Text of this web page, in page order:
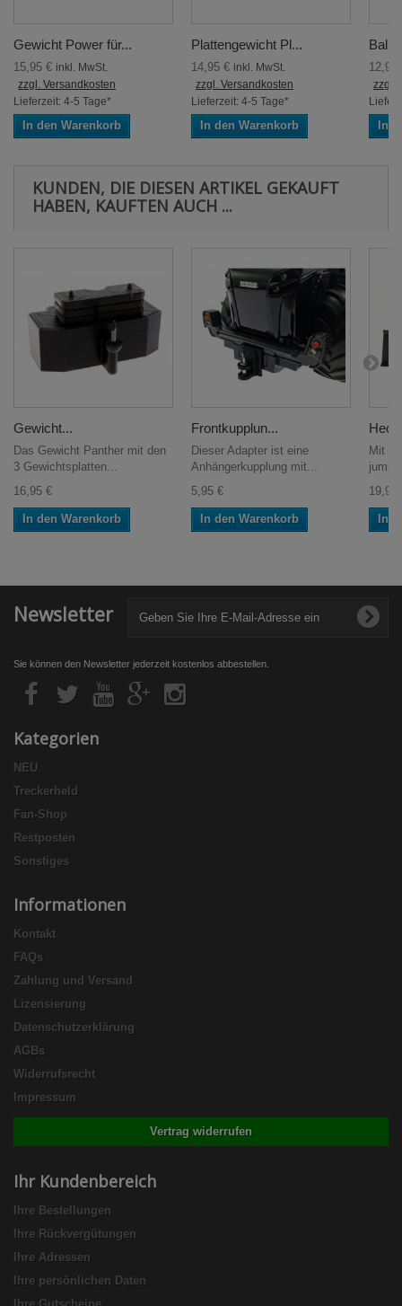
Gewicht Power für...
15,95 € inkl. MwSt.
zzgl. Versandkosten
Lieferzeit: 4-5 Tage*
In den Warenkorb
Plattengewicht Pl...
14,95 € inkl. MwSt.
zzgl. Versandkosten
Lieferzeit: 4-5 Tage*
In den Warenkorb
zzgl.
In
KUNDEN, DIE DIESEN ARTIKEL GEKAUFT
HABEN, KAUFTEN AUCH ...
Gewicht...
Das Gewicht Panther mit den
3 Gewichtsplatten...
16,95 €
In den Warenkorb
Frontkupplun...
Dieser Adapter ist eine
Anhängerkupplung mit...
5,95 €
In den Warenkorb
Mit
19,95
In
Newsletter
Sie können den Newsletter jederzeit kostenlos abbestellen.
Kategorien
NEU
Treckerheld
Fan-Shop
Restposten
Sonstiges
Informationen
Kontakt
FAQs
Zahlung und Versand
Lizensierung
Datenschutzerklärung
AGBs
Widerrufsrecht
Impressum
Vertrag widerrufen
Ihr Kundenbereich
Ihre Bestellungen
Ihre Rückvergütungen
Ihre Adressen
Ihre persönlichen Daten